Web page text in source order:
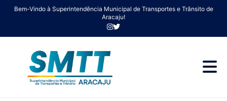
Bem-Vindo à Superintendência Municipal de Transportes e Trânsito de
Aracaju!